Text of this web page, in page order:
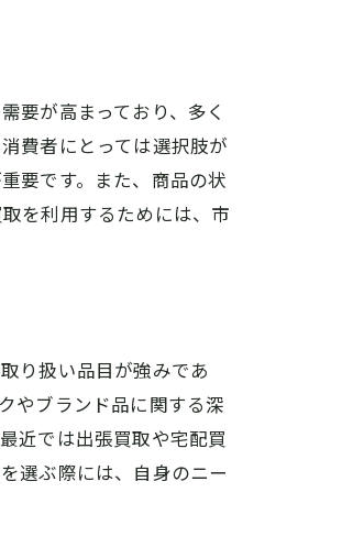
要が高まっており、多く
費者にとっては選択肢が
要です。また、商品の状
を利用するためには、市
り扱い品目が強みであ
やブランド品に関する深
近では出張買取や宅配買
選ぶ際には、自身のニー